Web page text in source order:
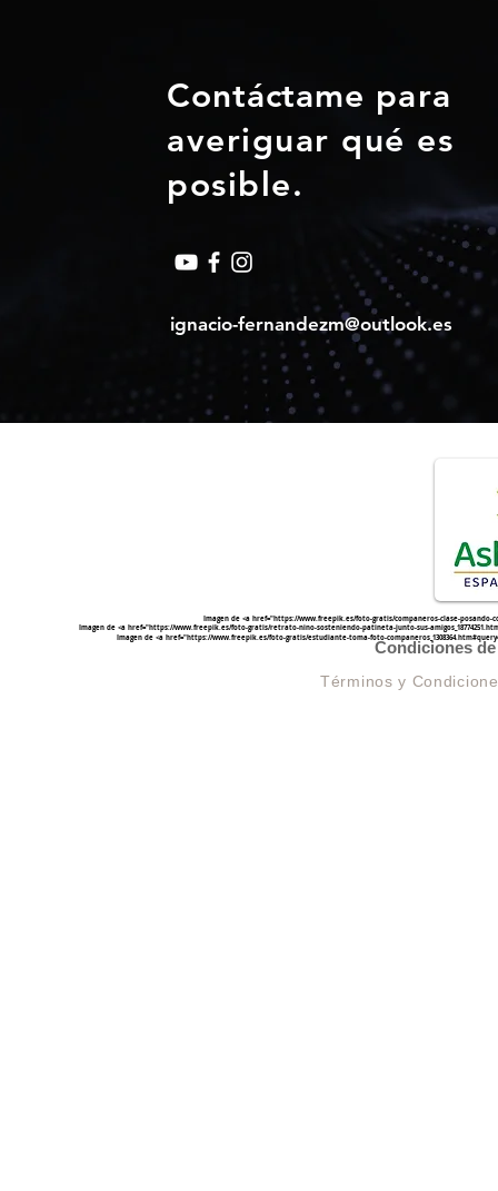
Contáctame para
averiguar qué es
posible.
ignacio-fernandezm@outlook.es
Imagen de <a href="https://www.freepik.es/foto-gratis/companeros-clase-posando-
Imagen de <a href="https://www.freepik.es/foto-gratis/estudiante-toma-foto-
Imagen de <a href="https://www.freepik.es/foto-gratis/retrato-nino-sosteniendo-patineta-junto-sus-
Condiciones
Términos y